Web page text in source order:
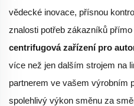
vědecké inovace, přísnou
znalosti potřeb zákazníků
centrifugová zařízení pro
více než jen dalším strojem na
partnerem ve vašem výrobním
spolehlivý výkon směnu za